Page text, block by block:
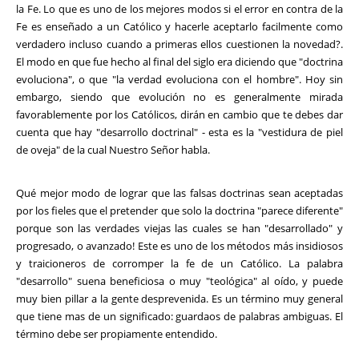
la Fe. Lo que es uno de los mejores modos si el error en contra de la
Fe es enseñado a un Católico y hacerle aceptarlo facilmente como
verdadero incluso cuando a primeras ellos cuestionen la novedad?.
El modo en que fue hecho al final del siglo era diciendo que "doctrina
evoluciona", o que "la verdad evoluciona con el hombre". Hoy sin
embargo, siendo que evolución no es generalmente mirada
favorablemente por los Católicos, dirán en cambio que te debes dar
cuenta que hay "desarrollo doctrinal" - esta es la "vestidura de piel
de oveja" de la cual Nuestro Señor habla.
Qué mejor modo de lograr que las falsas doctrinas sean aceptadas
por los fieles que el pretender que solo la doctrina "parece diferente"
porque son las verdades viejas las cuales se han "desarrollado" y
progresado, o avanzado! Este es uno de los métodos más insidiosos
y traicioneros de corromper la fe de un Católico. La palabra
"desarrollo" suena beneficiosa o muy "teológica" al oído, y puede
muy bien pillar a la gente desprevenida. Es un término muy general
que tiene mas de un significado: guardaos de palabras ambiguas. El
término debe ser propiamente entendido.